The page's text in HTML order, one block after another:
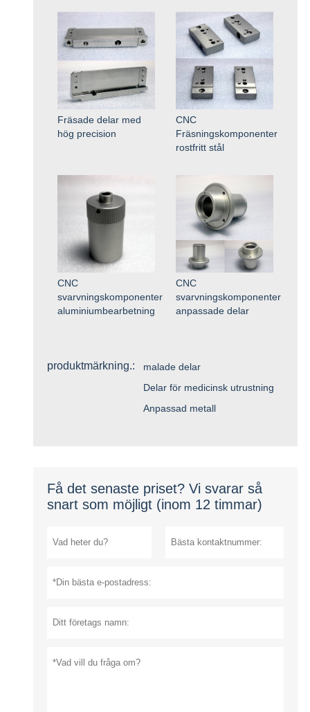
Fräsade delar med
hög precision
CNC
Fräsningskomponenter
rostfritt stål
CNC
svarvningskomponenter
aluminiumbearbetning
CNC
svarvningskomponenter
anpassade delar
produktmärkning.:
malade delar
Delar för medicinsk utrustning
Anpassad metall
Få det senaste priset? Vi svarar så
snart som möjligt (inom 12 timmar)